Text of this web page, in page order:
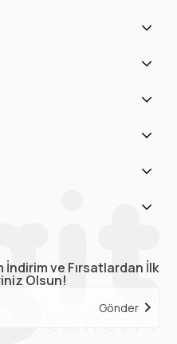
ve Fırsatlardan İlk
Olsun!
Gönder